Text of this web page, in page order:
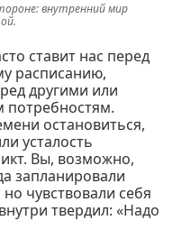
внутренний мир
ставит нас перед
расписанию,
другими или
потребностям.
остановиться,
усталость
Вы, возможно,
запланировали
чувствовали себя
твердил: «Надо